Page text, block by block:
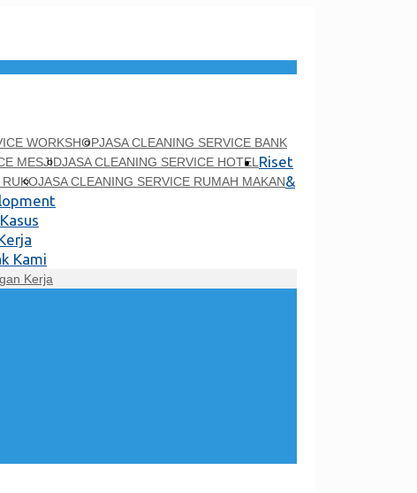
WORKSHOPJASA CLEANING SERVICE BANK
MESJIDJASA CLEANING SERVICE HOTEL
RUKOJASA CLEANING SERVICE RUMAH MAKAN
Riset
&
Kami
Kerja